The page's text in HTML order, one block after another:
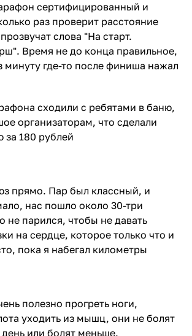
сертифицированный и
раз проверит расстояние
слова "На старт.
Время не до конца правильное,
минуту где-то после финиша нажал
сходили с ребятами в баню,
организаторам, что сделали
за 180 рублей
прямо. Пар был классный, и
нас пошло около 30-три
не парился, чтобы не давать
на сердце, которое только что и
пока я набегал километры
полезно прогреть ноги,
уходить из мышц, они не болят
или болят меньше.